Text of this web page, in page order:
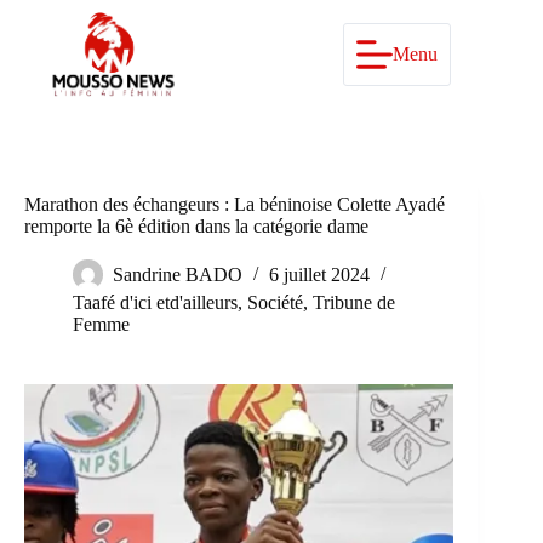
Menu
Marathon des échangeurs : La béninoise Colette Ayadé
remporte la 6è édition dans la catégorie dame
Sandrine BADO
6 juillet 2024
Taafé d'ici etd'ailleurs, Société, Tribune de
Femme